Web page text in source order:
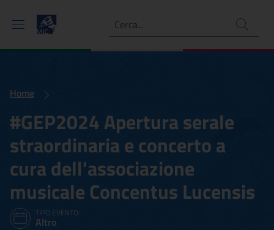
Ricerca
Home
#GEP2024 Apertura serale
straordinaria e concerto a
cura dell'associazione
musicale Concentus Lucensis
TIPO EVENTO:
Altro